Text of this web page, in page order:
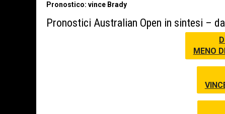
Pronostico: vince Brady
Pronostici Australian Open in sintesi –
MENO